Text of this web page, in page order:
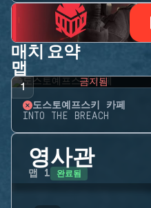
매치 요약
맵
1 금지됨
도스토예프스키 카페
INTO THE BREACH
영사관
맵 1 완료됨